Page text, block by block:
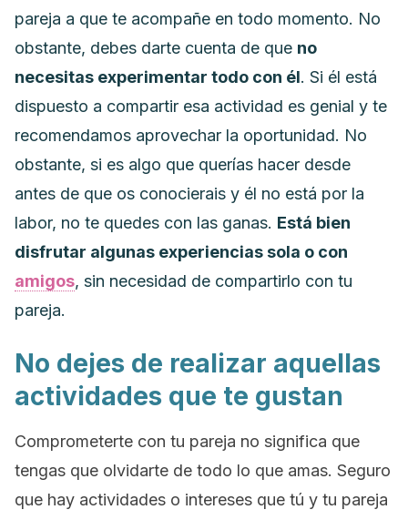
pareja a que te acompañe en todo momento. No
obstante, debes darte cuenta de que no
necesitas experimentar todo con él. Si él está
dispuesto a compartir esa actividad es genial y te
recomendamos aprovechar la oportunidad. No
obstante, si es algo que querías hacer desde
antes de que os conocierais y él no está por la
labor, no te quedes con las ganas. Está bien
disfrutar algunas experiencias sola o con
amigos, sin necesidad de compartirlo con tu
pareja.
No dejes de realizar aquellas
actividades que te gustan
Comprometerte con tu pareja no significa que
tengas que olvidarte de todo lo que amas. Seguro
que hay actividades o intereses que tú y tu pareja